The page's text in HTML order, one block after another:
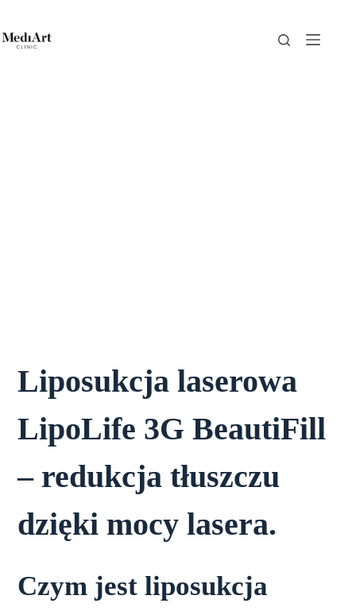
Liposukcja laserowa
LipoLife 3G BeautiFill
– redukcja tłuszczu
dzięki mocy lasera.
Czym jest liposukcja